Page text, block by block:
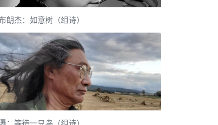
朗杰：如意树（组诗）
：等待一只鸟（组诗）